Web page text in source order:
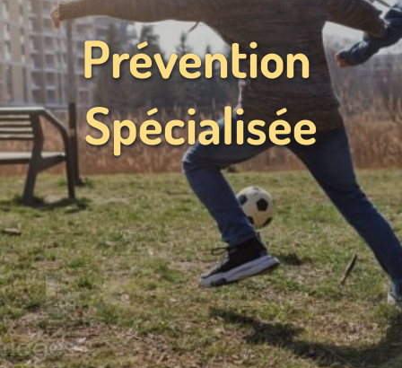
Prévention
Spécialisée